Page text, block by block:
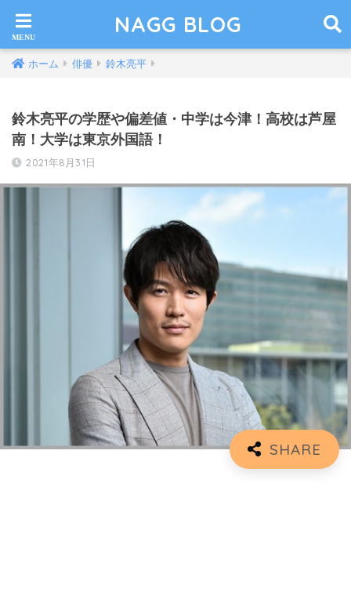
NAGG BLOG
ホーム 俳優 鈴木亮平
鈴木亮平の学歴や偏差値・中学は今津！高校は芦屋
南！大学は東京外国語！
2021年8月31日